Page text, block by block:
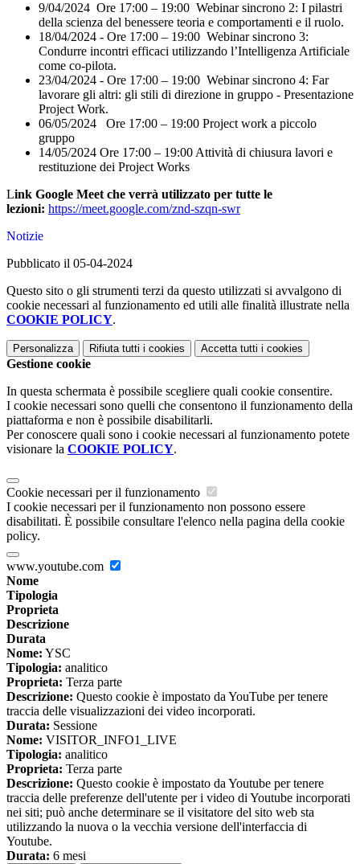
9/04/2024 Ore 17:00 – 19:00 Webinar sincrono 2: I pilastri
della scienza del benessere teoria e comportamenti e il ruolo.
18/04/2024 - Ore 17:00 – 19:00 Webinar sincrono 3:
Condurre incontri efficaci utilizzando l’Intelligenza Artificiale
come co-pilota.
23/04/2024 - Ore 17:00 – 19:00 Webinar sincrono 4: Far
lavorare gli altri: gli stili di direzione in gruppo - Presentazione
Project Work.
06/05/2024 Ore 17:00 – 19:00 Project work a piccolo
gruppo
14/05/2024 Ore 17:00 – 19:00 Attività di chiusura lavori e
restituzione dei Project Works
Link Google Meet che verrà utilizzato per tutte le
lezioni: https://meet.google.com/znd-szqn-swr
Notizie
Pubblicato il 05-04-2024
Questo sito o gli strumenti terzi da questo utilizzati si avvalgono di
cookie necessari al funzionamento ed utili alle finalità illustrate nella
COOKIE POLICY.
Personalizza Rifiuta tutti i cookies Accetta tutti i cookies
Gestione cookie
In questa schermata è possibile scegliere quali cookie consentire.
I cookie necessari sono quelli che consentono il funzionamento della
piattaforma e non è possibile disabilitarli.
Per conoscere quali sono i cookie necessari al funzionamento potete
visionare la COOKIE POLICY.
Cookie necessari per il funzionamento
I cookie necessari per il funzionamento non possono essere
disabilitati. È possibile consultare l'elenco nella pagina della cookie
policy.
www.youtube.com
Nome
Tipologia
Proprieta
Descrizione
Durata
Nome: YSC
Tipologia: analitico
Proprieta: Terza parte
Descrizione: Questo cookie è impostato da YouTube per tenere
traccia delle visualizzazioni dei video incorporati.
Durata: Sessione
Nome: VISITOR_INFO1_LIVE
Tipologia: analitico
Proprieta: Terza parte
Descrizione: Questo cookie è impostato da Youtube per tenere
traccia delle preferenze dell'utente per i video di Youtube incorporati
nei siti; può anche determinare se il visitatore del sito web sta
utilizzando la nuova o la vecchia versione dell'interfaccia di
Youtube.
Durata: 6 mesi